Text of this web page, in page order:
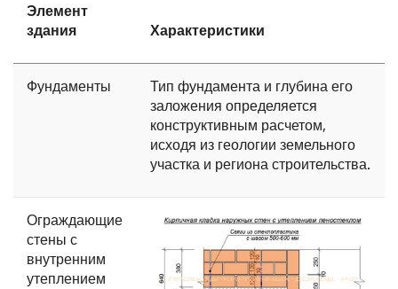
Элемент
здания
Характеристики
Фундаменты
Тип фундамента и глубина его
заложения определяется
конструктивным расчетом,
исходя из геологии земельного
участка и региона строительства.
Ограждающие
стены с
внутренним
утеплением